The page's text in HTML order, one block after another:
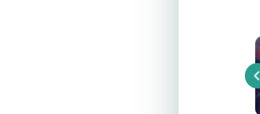
Previous